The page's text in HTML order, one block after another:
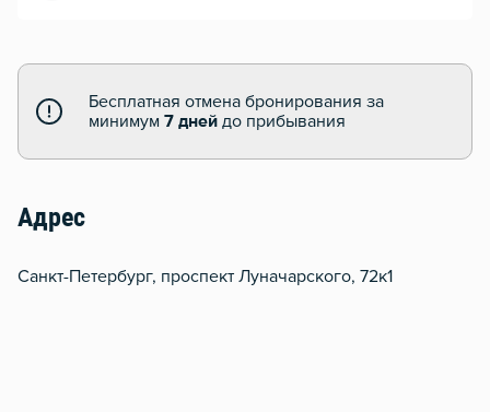
Бесплатная отмена бронирования за
минимум 7 дней до прибывания
Адрес
Санкт-Петербург, проспект Луначарского, 72к1